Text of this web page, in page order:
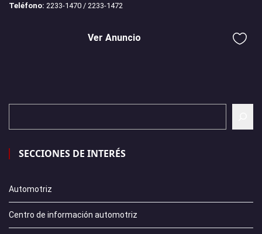
Teléfono: 2233-1470 / 2233-1472
Ver Anuncio
SECCIONES DE INTERÉS
Automotriz
Centro de información automotriz